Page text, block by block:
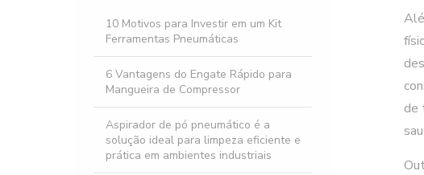
industriais
Vantagens e Aplicações
para Escolher e Usar
10 Motivos para Investir em um Kit
Ferramentas Pneumáticas
6 Vantagens do Engate Rápido para
Mangueira de Compressor
Aspirador de pó pneumático é a
solução ideal para limpeza eficiente e
prática em ambientes industriais
de